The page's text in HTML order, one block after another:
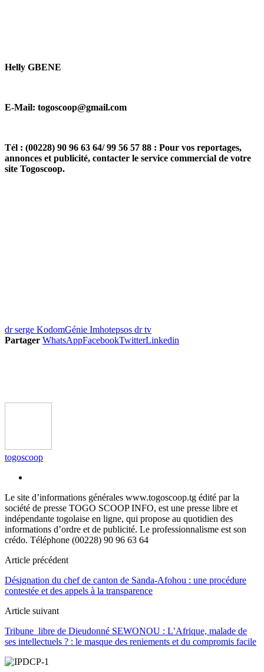
Helly GBENE
E-Mail: togoscoop@gmail.com
Tél : (00228) 90 96 63 64/ 99 56 57 88 : Pour vos reportages,
annonces et publicité, contacter le service commercial de votre
site Togoscoop.
dr serge KodomGénie Imhotepsos dr tv
Partager WhatsAppFacebookTwitterLinkedin
togoscoop
Le site d’informations générales www.togoscoop.tg édité par la
société de presse TOGO SCOOP INFO, est une presse libre et
indépendante togolaise en ligne, qui propose au quotidien des
informations d’ordre et de publicité. Le professionnalisme est son
crédo. Téléphone (00228) 90 96 63 64
Article précédent
Désignation du chef de canton de Sanda-Afohou : une procédure
contestée et des appels à la transparence
Article suivant
Tribune libre de Dieudonné SEWONOU : L’Afrique, malade de
ses intellectuels ? : le masque des reniements et du compromis facile